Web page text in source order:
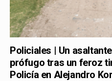
Policiales | Un
prófugo tras un feroz
Policía en Alejandro